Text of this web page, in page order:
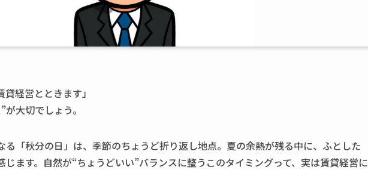
貸経営とときます」
が大切でしょう。
る「秋分の日」は、季節のちょうど折り返し地点。夏の余熱が残る中に、ふとした
ます。自然が“ちょうどいい”バランスに整うこのタイミングって、実は賃貸経営に